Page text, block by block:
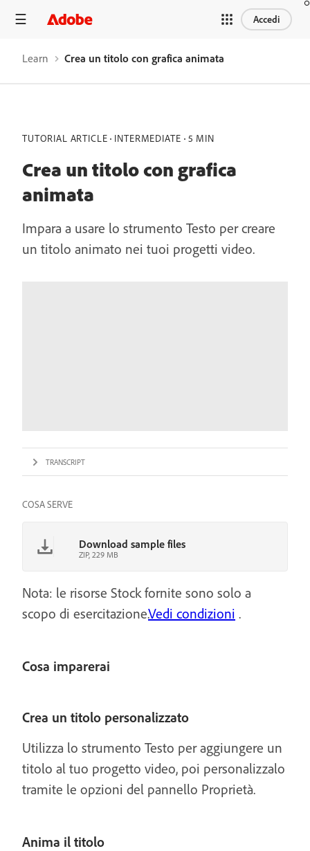
Accedi
Learn Crea un titolo con grafica animata
TUTORIAL ARTICLE INTERMEDIATE 5 MIN
Crea un titolo con grafica
animata
Impara a usare lo strumento Testo per creare
un titolo animato nei tuoi progetti video.
TRANSCRIPT
COSA SERVE
Download sample files
ZIP, 229 MB
Nota: le risorse Stock fornite sono solo a
scopo di esercitazione.Vedi condizioni .
Cosa imparerai
Crea un titolo personalizzato
Utilizza lo strumento Testo per aggiungere un
titolo al tuo progetto video, poi personalizzalo
tramite le opzioni del pannello Proprietà.
Anima il titolo